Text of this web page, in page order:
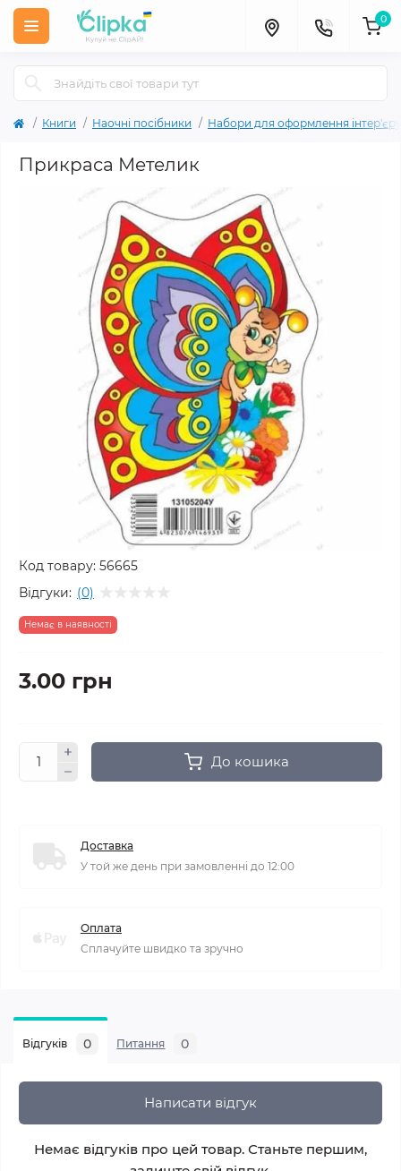
0
Книги Наочні посібники Набори для оформлення
Прикраса Метелик
Код товару: 56665
Відгуки: (0)
Немає в наявності
3.00 грн
До кошика
Доставка
У той же день при замовленні до 12:00
Оплата
Сплачуйте швидко та зручно
Відгуків 0 Питання 0
Написати відгук
Немає відгуків про цей товар. Станьте першим,